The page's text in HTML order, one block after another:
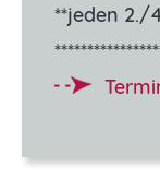
**jeden 2./